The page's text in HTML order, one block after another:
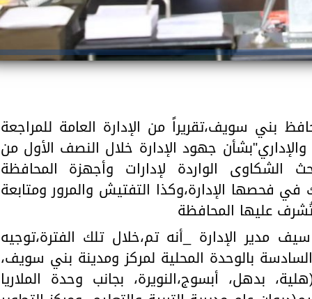
بني سويف،تقريراً من الإدارة العامة للمراجعة
جهود الإدارة خلال النصف الأول من
الواردة لإدارات وأجهزة المحافظة
فحصها الإدارة،وكذا التفتيش والمرور ومتابعة
عليها المحافظة
مدير الإدارة _أنه تم،خلال تلك الفترة،توجيه
بالوحدة المحلية لمركز ومدينة بني سويف،
بدهل، أبسوج،النويرة، بجانب وحدة الملاريا